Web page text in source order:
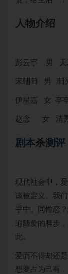
人物介绍
彭云宇 男 天
宋朝阳 男 阳光
伊星嘉 女 亭亭
赵念 女 清秀
剧本杀测评
现代社会中，
该被定义。我
手中。同性恋
追随爱的脚步
此。
爱而不得却还
想要占为己有